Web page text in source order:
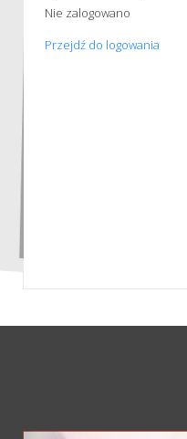
Nie zalogowano
Przejdź do logowania